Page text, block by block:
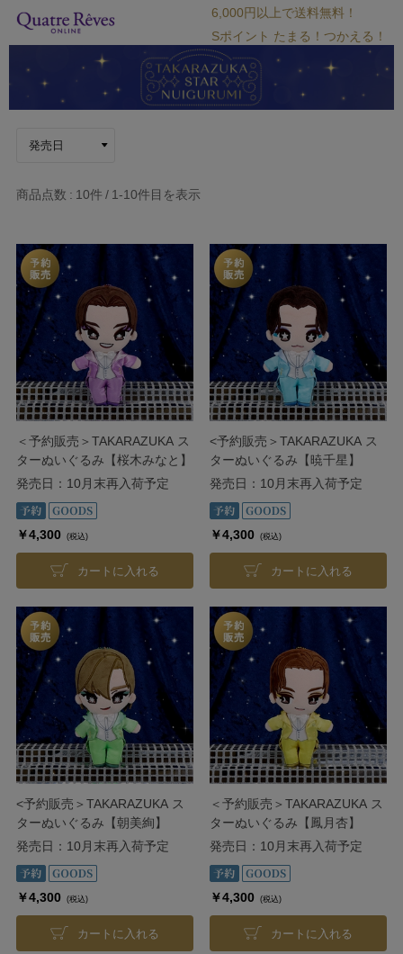
6,000円以上で送料無料！
Sポイント たまる！つかえる！
商品点数 10件 1-10件目を表示
＜予約販売＞TAKARAZUKA ス
ターぬいぐるみ【桜木みなと】
発売日：10月末再入荷予定
￥4,300 (税込)
カートに入れる
<予約販売＞TAKARAZUKA ス
ターぬいぐるみ【暁千星】
発売日：10月末再入荷予定
￥4,300 (税込)
カートに入れる
<予約販売＞TAKARAZUKA ス
ターぬいぐるみ【朝美絢】
発売日：10月末再入荷予定
￥4,300 (税込)
カートに入れる
＜予約販売＞TAKARAZUKA ス
ターぬいぐるみ【鳳月杏】
発売日：10月末再入荷予定
￥4,300 (税込)
カートに入れる